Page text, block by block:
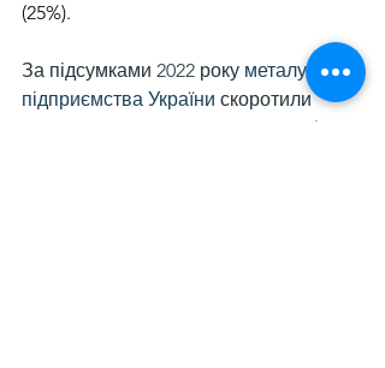
(25%).
За підсумками 2022 року металургійні
підприємства України скоротили
експорт довгого прокату на 59,7% у